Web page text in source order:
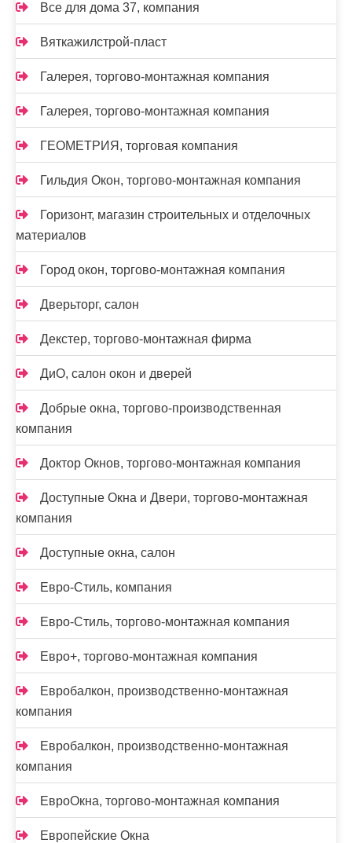
Все для дома 37, компания
Вяткажилстрой-пласт
Галерея, торгово-монтажная компания
Галерея, торгово-монтажная компания
ГЕОМЕТРИЯ, торговая компания
Гильдия Окон, торгово-монтажная компания
Горизонт, магазин строительных и отделочных
материалов
Город окон, торгово-монтажная компания
Дверьторг, салон
Декстер, торгово-монтажная фирма
ДиО, салон окон и дверей
Добрые окна, торгово-производственная
компания
Доктор Окнов, торгово-монтажная компания
Доступные Окна и Двери, торгово-монтажная
компания
Доступные окна, салон
Евро-Стиль, компания
Евро-Стиль, торгово-монтажная компания
Евро+, торгово-монтажная компания
Евробалкон, производственно-монтажная
компания
Евробалкон, производственно-монтажная
компания
ЕвроОкна, торгово-монтажная компания
Европейские Окна